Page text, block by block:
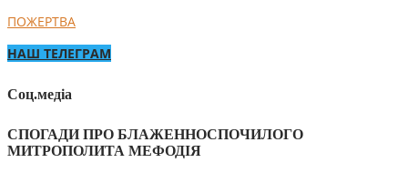
ПОЖЕРТВА
НАШ ТЕЛЕГРАМ
Соц.медіа
СПОГАДИ ПРО БЛАЖЕННОСПОЧИЛОГО
МИТРОПОЛИТА МЕФОДІЯ